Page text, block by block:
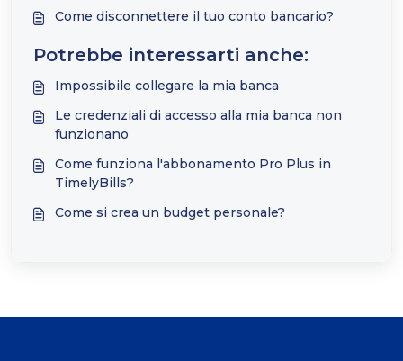
Come disconnettere il tuo conto bancario?
Potrebbe interessarti anche:
Impossibile collegare la mia banca
Le credenziali di accesso alla mia banca non
funzionano
Come funziona l'abbonamento Pro Plus in
TimelyBills?
Come si crea un budget personale?